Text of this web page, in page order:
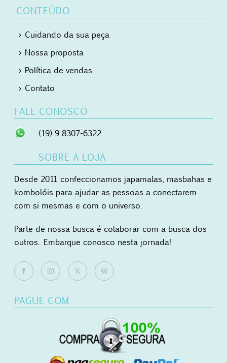
CONTEÚDO
Cuidando da sua peça
Nossa proposta
Política de vendas
Contato
FALE CONOSCO
(19) 9 8307-6322
SOBRE A LOJA
Desde 2011 confeccionamos japamalas, masbahas e
kombolóis para ajudar as pessoas a conectarem
com si mesmas e com o universo.
Parte de nossa busca é colaborar com a busca dos
outros. Embarque conosco nesta jornada!
PAGUE COM